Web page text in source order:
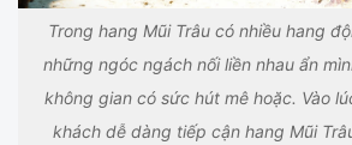
Trong hang Mũi Trâu có nhiều hang
những ngóc ngách nối liền nhau ẩn
không gian có sức hút mê hoặc. Vào
khách dễ dàng tiếp cận hang Mũi